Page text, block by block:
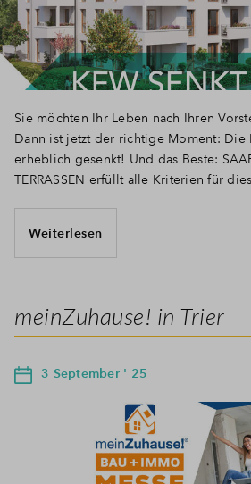
Sie möchten Ihr Leben nach Ihren
Dann ist jetzt der richtige Moment: Die
erheblich gesenkt! Und das Beste:
TERRASSEN erfüllt alle Kriterien für
Weiterlesen
meinZuhause! in Trier
3 September ' 25